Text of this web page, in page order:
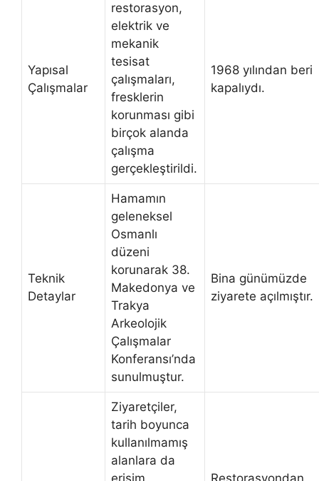
Yapısal
Çalışmalar
restorasyon,
elektrik ve
mekanik
tesisat
çalışmaları,
fresklerin
korunması gibi
birçok alanda
çalışma
gerçekleştirildi.
1968 yılından beri
kapalıydı.
Teknik
Detaylar
Hamamın
geleneksel
Osmanlı
düzeni
korunarak 38.
Makedonya ve
Trakya
Arkeolojik
Çalışmalar
Konferansı’nda
sunulmuştur.
Bina günümüzde
ziyarete açılmıştır.
Ziyaretçiler,
tarih boyunca
kullanılmamış
alanlara da